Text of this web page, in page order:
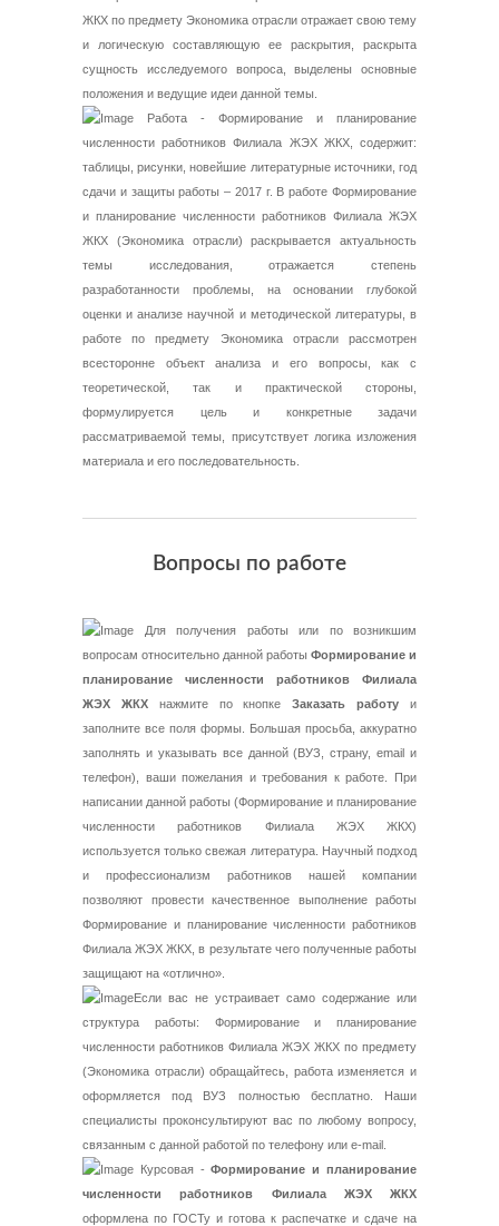
ЖКХ по предмету Экономика отрасли отражает свою тему
и логическую составляющую ее раскрытия, раскрыта
сущность исследуемого вопроса, выделены основные
положения и ведущие идеи данной темы.
Работа - Формирование и планирование
численности работников Филиала ЖЭХ ЖКХ, содержит:
таблицы, рисунки, новейшие литературные источники, год
сдачи и защиты работы – 2017 г. В работе Формирование
и планирование численности работников Филиала ЖЭХ
ЖКХ (Экономика отрасли) раскрывается актуальность
темы исследования, отражается степень
разработанности проблемы, на основании глубокой
оценки и анализе научной и методической литературы, в
работе по предмету Экономика отрасли рассмотрен
всесторонне объект анализа и его вопросы, как с
теоретической, так и практической стороны,
формулируется цель и конкретные задачи
рассматриваемой темы, присутствует логика изложения
материала и его последовательность.
Вопросы по работе
Для получения работы или по возникшим
вопросам относительно данной работы Формирование и
планирование численности работников Филиала
ЖЭХ ЖКХнажмите по кнопкеЗаказать работу и
заполните все поля формы. Большая просьба, аккуратно
заполнять и указывать все данной (ВУЗ, страну, email и
телефон), ваши пожелания и требования к работе. При
написании данной работы (Формирование и планирование
численности работников Филиала ЖЭХ ЖКХ)
используется только свежая литература. Научный подход
и профессионализм работников нашей компании
позволяют провести качественное выполнение работы
Формирование и планирование численности работников
Филиала ЖЭХ ЖКХ, в результате чего полученные работы
защищают на «отлично».
Если вас не устраивает само содержание или
структура работы: Формирование и планирование
численности работников Филиала ЖЭХ ЖКХ по предмету
(Экономика отрасли) обращайтесь, работа изменяется и
оформляется под ВУЗ полностью бесплатно. Наши
специалисты проконсультируют вас по любому вопросу,
связанным с данной работой по телефону или e-mail.
Курсовая -Формирование и планирование
численности работников Филиала ЖЭХ ЖКХ
оформлена по ГОСТу и готова к распечатке и сдаче на